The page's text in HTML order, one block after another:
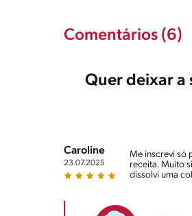
Comentários (6)
Quer deixar a
Caroline
23.07.2025
Me inscrevi só
receita. Muito
dissolvi uma